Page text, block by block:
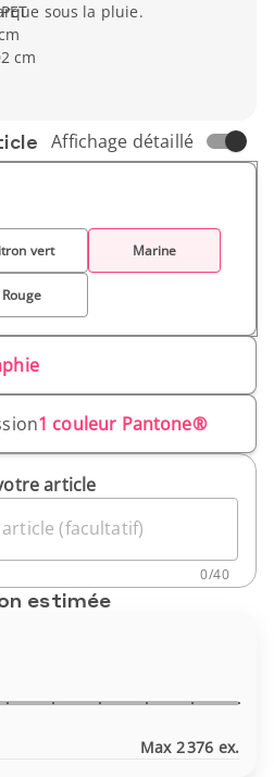
sous la pluie.
cm
Affichage détaillé
vert Marine
Rouge
1 couleur Pantone®
article
(facultatif)
0/40
estimée
Max 2 376 ex.